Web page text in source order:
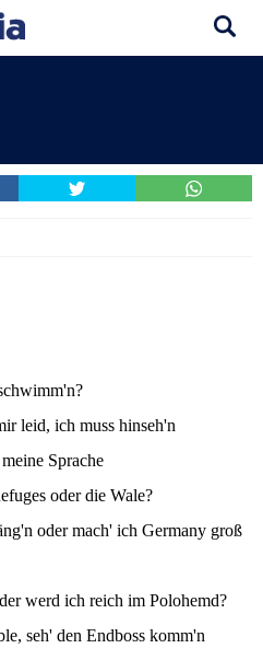
leid, ich muss hinseh'n
Sprache
oder die Wale?
oder mach' ich Germany groß
werd ich reich im Polohemd?
seh' den Endboss komm'n